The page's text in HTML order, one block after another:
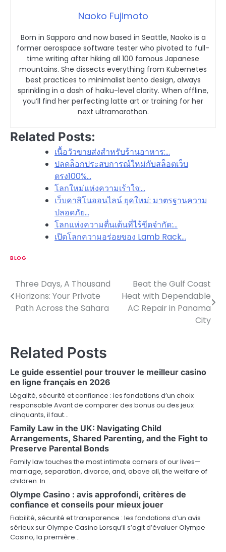
Naoko Fujimoto
Born in Sapporo and now based in Seattle, Naoko is a
former aerospace software tester who pivoted to full-
time writing after hiking all 100 famous Japanese
mountains. She dissects everything from Kubernetes
best practices to minimalist bento design, always
sprinkling in a dash of haiku-level clarity. When offline,
you’ll find her perfecting latte art or training for her
next ultramarathon.
Related Posts:
เนื้อวัวขายส่งสำหรับร้านอาหาร:…
ปลดล็อกประสบการณ์ใหม่กับสล็อตเว็บ
ตรง100%…
โลกใหม่แห่งความเร้าใจ:…
เว็บคาสิโนออนไลน์ ยุคใหม่: มาตรฐานความ
ปลอดภัย…
โลกแห่งความตื่นเต้นที่ไร้ขีดจำกัด:…
เปิดโลกความอร่อยของ Lamb Rack…
BLOG
P
o
n
a
v
i
g
a
t
i
o
n
Three Days, A Thousand
Horizons: Your Private
Path Across the Sahara
Beat the Gulf Coast
Heat with Dependable
AC Repair in Panama
City
Related Posts
Le guide essentiel pour trouver le meilleur casino
en ligne français en 2026
Légalité, sécurité et confiance : les fondations d’un choix
responsable Avant de comparer des bonus ou des jeux
clinquants, il faut…
Family Law in the UK: Navigating Child
Arrangements, Shared Parenting, and the Fight to
Preserve Parental Bonds
Family law touches the most intimate corners of our lives—
marriage, separation, divorce, and, above all, the welfare of
children. In…
Olympe Casino : avis approfondi, critères de
confiance et conseils pour mieux jouer
Fiabilité, sécurité et transparence : les fondations d’un avis
sérieux sur Olympe Casino Lorsqu’il s’agit d’évaluer Olympe
Casino, la première…